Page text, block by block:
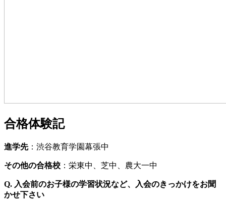
合格体験記
進学先：渋谷教育学園幕張中
その他の合格校 ：栄東中、芝中、農大一中
Q. 入会前のお子様の学習状況など、入会のきっかけをお聞
かせ下さい